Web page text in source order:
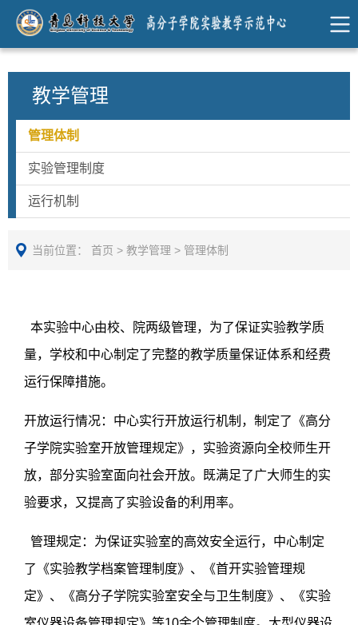
教学管理
管理体制
实验管理制度
运行机制
当前位置： 首页 > 教学管理 > 管理体制
本实验中心由校、院两级管理，为了保证实验教学质
量，学校和中心制定了完整的教学质量保证体系和经费
运行保障措施。
开放运行情况：中心实行开放运行机制，制定了《高分
子学院实验室开放管理规定》，实验资源向全校师生开
放，部分实验室面向社会开放。既满足了广大师生的实
验要求，又提高了实验设备的利用率。
管理规定：为保证实验室的高效安全运行，中心制定
了《实验教学档案管理制度》、《首开实验管理规
定》、《高分子学院实验室安全与卫生制度》、《实验